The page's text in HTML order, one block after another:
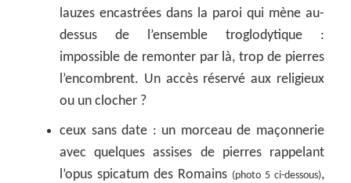
lauzes encastrées dans la paroi qui mène au-
dessus de l’ensemble troglodytique :
impossible de remonter par là, trop de pierres
l’encombrent. Un accès réservé aux religieux
ou un clocher ?
ceux sans date : un morceau de maçonnerie
avec quelques assises de pierres rappelant
l’opus spicatum des Romains (photo 5 ci-dessous),